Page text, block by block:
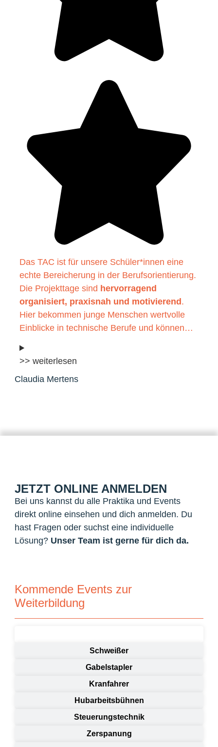
Das TAC ist für unsere Schüler*innen eine
echte Bereicherung in der Berufsorientierung.
Die Projekttage sind hervorragend
organisiert, praxisnah und motivierend.
Hier bekommen junge Menschen wertvolle
Einblicke in technische Berufe und können…
>> weiterlesen
Claudia Mertens
JETZT ONLINE ANMELDEN
Bei uns kannst du alle Praktika und Events
direkt online einsehen und dich anmelden. Du
hast Fragen oder suchst eine individuelle
Lösung? Unser Team ist gerne für dich da.
Kommende Events zur
Weiterbildung
Schweißer
Gabelstapler
Kranfahrer
Hubarbeitsbühnen
Steuerungstechnik
Zerspanung